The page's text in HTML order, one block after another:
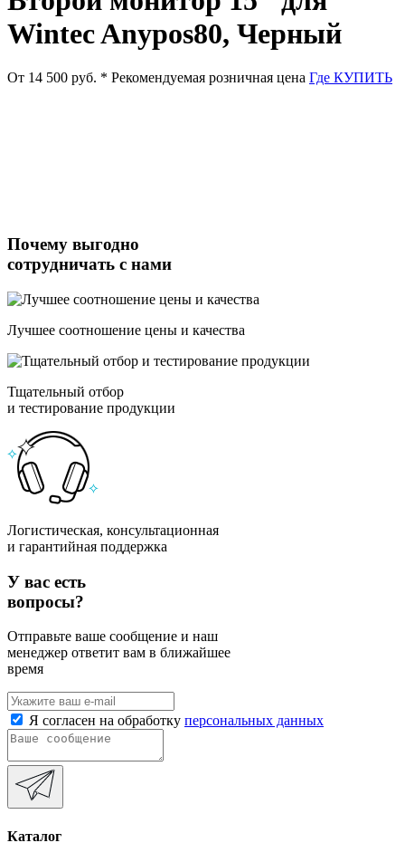
Wintec Anypos80, Черный
От 14 500 руб. * Рекомендуемая розничная цена Где КУПИТЬ
Почему выгодно
сотрудничать с нами
Лучшее соотношение цены и качества
Тщательный отбор
и тестирование продукции
Логистическая, консультационная
и гарантийная поддержка
У вас есть
вопросы?
Отправьте ваше сообщение и наш
менеджер ответит вам в ближайшее
время
Я согласен на обработку персональных данных
Каталог